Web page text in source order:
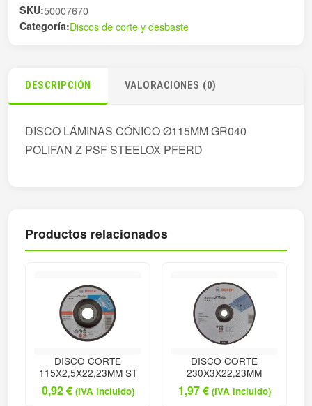
SKU:50007670
Categoría:Discos de corte y desbaste
DESCRIPCIÓN VALORACIONES (0)
DISCO LÁMINAS CÓNICO Ø115MM GR040
POLIFAN Z PSF STEELOX PFERD
Productos relacionados
DISCO CORTE
115X2,5X22,23MM ST
0,92€ (IVA incluido)
DISCO CORTE
230X3X22,23MM
1,97€ (IVA incluido)